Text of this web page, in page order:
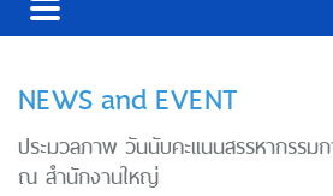
NEWS and EVENT
ประมวลภาพ วันนับคะแนนสรรหากรรม
ณ สำนักงานใหญ่